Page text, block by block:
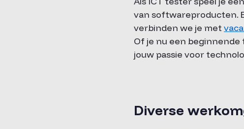
van softwareproducten.
verbinden we je met
Of je nu een
jouw passie voor
Diverse